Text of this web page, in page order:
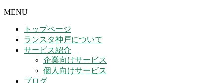
MENU
トップページ
ランスタ神戸について
サービス紹介
企業向けサービス
個人向けサービス
ブログ